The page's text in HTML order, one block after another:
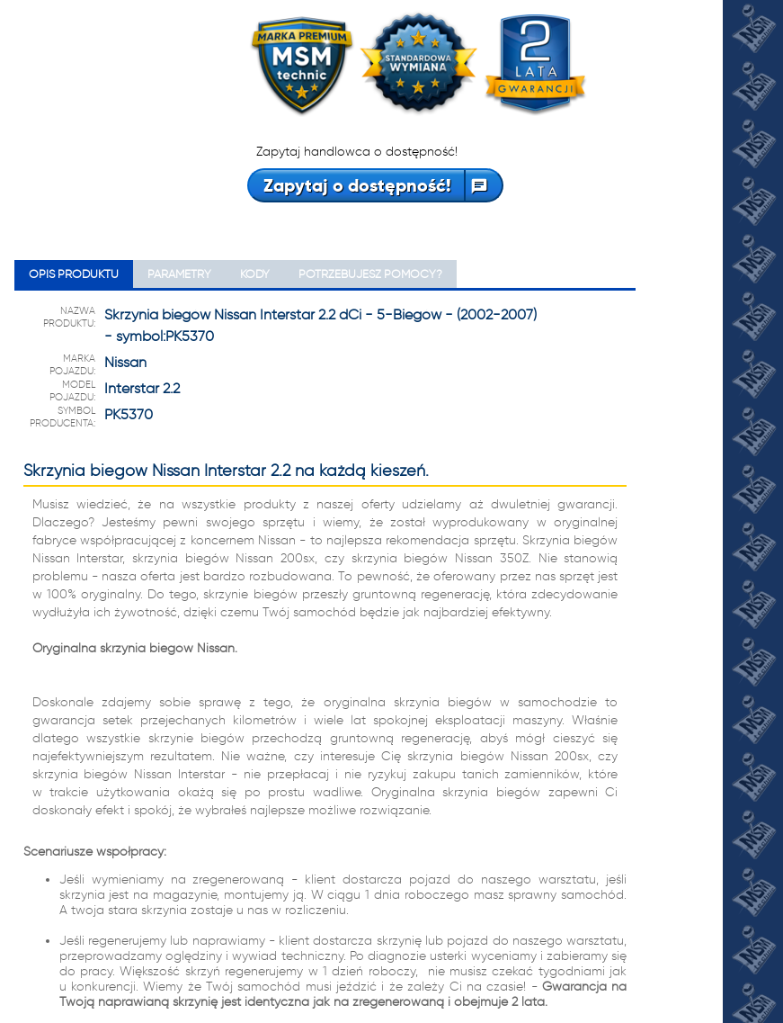
Zapytaj handlowca o dostępność!
Zapytaj o dostępność!
OPIS PRODUKTU PARAMETRY KODY POTRZEBUJESZ POMOCY?
NAZWA
PRODUKTU:
Skrzynia biegów Nissan Interstar 2.2 dCi - 5-Biegów - (2002-2007)
- symbol:PK5370
MARKA
POJAZDU:
Nissan
MODEL
POJAZDU:
Interstar 2.2
SYMBOL
PRODUCENTA:
PK5370
Skrzynia biegów Nissan Interstar 2.2 na każdą kieszeń.
Musisz wiedzieć, że na wszystkie produkty z naszej oferty udzielamy aż dwuletniej gwarancji.
Dlaczego? Jesteśmy pewni swojego sprzętu i wiemy, że został wyprodukowany w oryginalnej
fabryce współpracującej z koncernem Nissan - to najlepsza rekomendacja sprzętu. Skrzynia biegów
Nissan Interstar, skrzynia biegów Nissan 200sx, czy skrzynia biegów Nissan 350Z. Nie stanowią
problemu - nasza oferta jest bardzo rozbudowana. To pewność, że oferowany przez nas sprzęt jest
w 100% oryginalny. Do tego, skrzynie biegów przeszły gruntowną regenerację, która zdecydowanie
wydłużyła ich żywotność, dzięki czemu Twój samochód będzie jak najbardziej efektywny.
Oryginalna skrzynia biegów Nissan.
Doskonale zdajemy sobie sprawę z tego, że oryginalna skrzynia biegów w samochodzie to
gwarancja setek przejechanych kilometrów i wiele lat spokojnej eksploatacji maszyny. Właśnie
dlatego wszystkie skrzynie biegów przechodzą gruntowną regenerację, abyś mógł cieszyć się
najefektywniejszym rezultatem. Nie ważne, czy interesuje Cię skrzynia biegów Nissan 200sx, czy
skrzynia biegów Nissan Interstar - nie przepłacaj i nie ryzykuj zakupu tanich zamienników, które
w trakcie użytkowania okażą się po prostu wadliwe. Oryginalna skrzynia biegów zapewni Ci
doskonały efekt i spokój, że wybrałeś najlepsze możliwe rozwiązanie.
Scenariusze współpracy:
Jeśli wymieniamy na zregenerowaną - klient dostarcza pojazd do naszego warsztatu, jeśli
skrzynia jest na magazynie, montujemy ją. W ciągu 1 dnia roboczego masz sprawny samochód.
A twoja stara skrzynia zostaje u nas w rozliczeniu.
Jeśli regenerujemy lub naprawiamy - klient dostarcza skrzynię lub pojazd do naszego warsztatu,
przeprowadzamy oględziny i wywiad techniczny. Po diagnozie usterki wyceniamy i zabieramy się
do pracy. Większość skrzyń regenerujemy w 1 dzień roboczy, nie musisz czekać tygodniami jak
u konkurencji. Wiemy że Twój samochód musi jeździć i że zależy Ci na czasie! -Gwarancja na
Twoją naprawianą skrzynię jest identyczna jak na zregenerowaną i obejmuje 2 lata.